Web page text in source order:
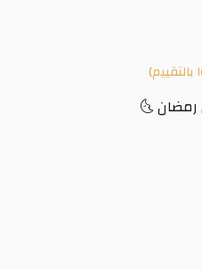
🌜